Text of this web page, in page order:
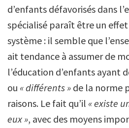
d’enfants défavorisés dans
spécialisé paraît être un
système : il semble que
ait tendance à assumer de
l’éducation d’enfants ayant
ou « différents » de la norme
raisons. Le fait qu’il « existe
eux », avec des moyens